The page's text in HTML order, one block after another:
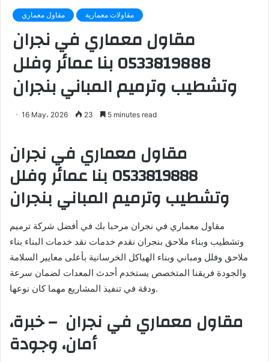
مقاول معماري مقاولات معمارية
مقاول معماري في نجران
0533819888 بنا عمائر وفلل
وتشطيب وترميم المباني بنجران
16 May، 2026 23 5 minutes read
مقاول معماري في نجران
0533819888 بنا عمائر وفلل
وتشطيب وترميم المباني بنجران
مقاول معماري في نجران مرحبا بك في أفضل شركة ترميم
وتشطيب وبناء ملاحق بنجران نقدم خدمات نقد خدمات البناء بناء
ملاحق وفلل ومباني وبناء الهياكل الخرسانية بأعلى معايير السلامة
والجودة فريقنا المتخصص يستخدم أحدث المعدات لضمان سرعة
ودقة في تنفيذ المشاريع مهما كان نوعها.
مقاول معماري في نجران – خبرة،
أمان، وجودة